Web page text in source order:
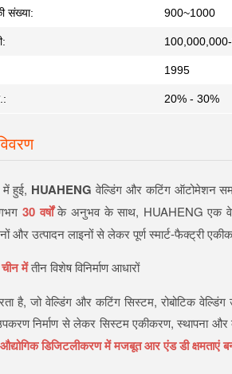
संख्या: 900~1000
1995
20% - 30%
हुई, HUAHENG वेल्डिंग और कटिंग ऑटोमेशन
30 वर्षोंके अनुभव के साथ, HUAHENG एक
और उत्पादन लाइनों से लेकर पूर्ण स्मार्ट-फैक्ट्री
चीन मेंतीन विशेष विनिर्माण आधारों
है, जो वेल्डिंग और कटिंग सिस्टम, रोबोटिक
निर्माण से लेकर सिस्टम एकीकरण, स्थापना और
डिजिटलीकरण में मजबूत आर एंड डी क्षमताएं